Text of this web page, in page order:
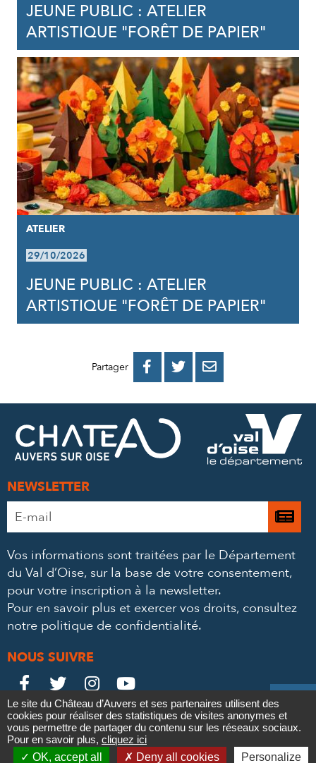
Contact

JEUNE PUBLIC : ATELIER
ARTISTIQUE "FORÊT DE PAPIER"
ATELIER
29/10/2026
JEUNE PUBLIC : ATELIER
ARTISTIQUE "FORÊT DE PAPIER"
Partager 
PARTAGER
FACEBOOK
PARTAGER
PARTAGER
MAIL
NEWSLETTER
Adresse
e-
*
Je
à
Vos informations sont traitées par le Département
du Val d’Oise, sur la base de votre consentement,
pour votre inscription à la newsletter.
Pour en savoir plus et exercer vos droits, consultez
notre politique de confidentialité.
NOUS SUIVRE
Le
Château
sur

Le
Château
sur

Le
Château
sur

Le
Château
sur

Mentions légales Politique de confidentialité
Crédits
Partenaires & Mécènes
Recrutement
Plan du site
Le site du Château d’Auvers et ses partenaires utilisent des
cookies pour réaliser des statistiques de visites anonymes et
vous permettre de partager du contenu sur les réseaux sociaux.
Pour en savoir plus, cliquez ici
OK, accept all
Deny all cookies Personalize